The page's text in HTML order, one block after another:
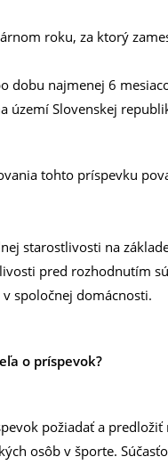
roku, za ktorý
dobu najmenej 6
území Slovenskej
tohto príspevku
starostlivosti na
pred rozhodnutím
spoločnej domácnosti.
o príspevok?
požiadať a
osôb v športe.